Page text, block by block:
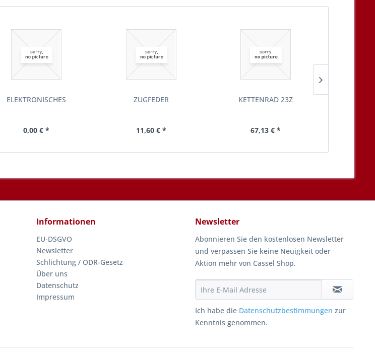
ELEKTRONISCHES
0,00 € *
ZUGFEDER
11,60 € *
KETTENRAD 23Z
67,13 € *
Informationen
EU-DSGVO
Newsletter
Schlichtung / ODR-Gesetz
Über uns
Datenschutz
Impressum
Newsletter
Abonnieren Sie den kostenlosen Newsletter
und verpassen Sie keine Neuigkeit oder
Aktion mehr von Cassel Shop.
Ich habe die Datenschutzbestimmungen zur
Kenntnis genommen.